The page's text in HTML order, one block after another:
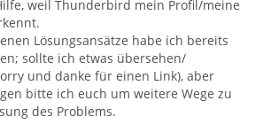
weil Thunderbird mein Profil/meine
Lösungsansätze habe ich bereits
sollte ich etwas übersehen/
und danke für einen Link), aber
bitte ich euch um weitere Wege zu
des Problems.